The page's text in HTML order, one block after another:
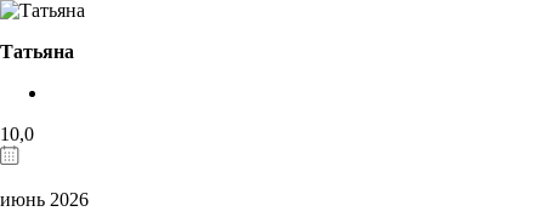
Татьяна
10,0
июнь 2026